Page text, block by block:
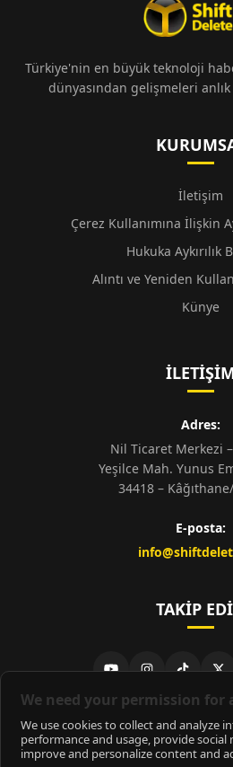
Türkiye'nin en büyük teknoloji
dünyasından gelişmeleri
İletişim
Çerez Kullanımına İlişkin
Hukuka Aykırılık
Alıntı ve Yeniden
Künye
Adres:
Nil Ticaret Merkezi
Yeşilce Mah. Yunus
34418 –
E-posta:
TAKIP